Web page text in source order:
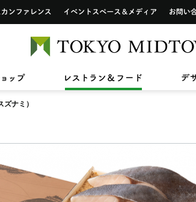
ホール&カンファレンス イベント
ショップ レストラン&
2026/3/27(金)〜8/9(日)
スープはいのち
2026/7/1(水)〜8/31(月)
2026/7/17(金)〜8/31(月)
アートワーク in 東京ミッドタウン
六本木未来会議
ウン レジデンス
ザ・リッツ・カールトン東京
インフォメーションカウンター
ご利用可能なカードについて
バリアフリーサービス
ナミ）